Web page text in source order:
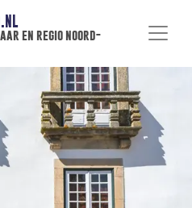
en regio noord-